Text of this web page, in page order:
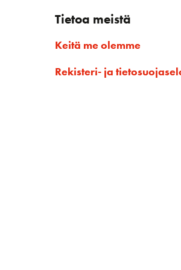
Tietoa meistä
Keitä me olemme
Rekisteri- ja